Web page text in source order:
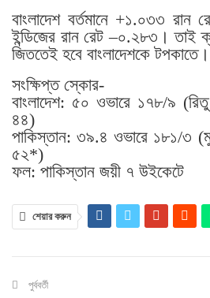
বাংলাদেশ বর্তমানে +১.০৩৩ রান
ইন্ডিজের রান রেট –০.২৮৩। তাই
জিততেই হবে বাংলাদেশকে টপকাতে।
সংক্ষিপ্ত স্কোর-
বাংলাদেশ: ৫০ ওভারে ১৭৮/৯
৪৪)
পাকিস্তান: ৩৯.৪ ওভারে ১৮১/৩
৫২*)
ফল: পাকিস্তান জয়ী ৭ উইকেটে
শেয়ার করুন
পুর্ববর্তী